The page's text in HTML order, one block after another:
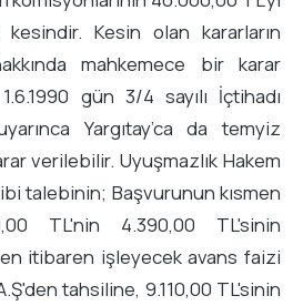
kesindir. Kesin olan kararların
mahkemece bir karar
gün 3/4 sayılı İçtihadı
Yargıtay’ca da temyiz
verilebilir. Uyuşmazlık Hakem
talebinin; Başvurunun kısmen
TL'nin 4.390,00 TL'sinin
itibaren işleyecek avans faizi
tahsiline, 9.110,00 TL'sinin